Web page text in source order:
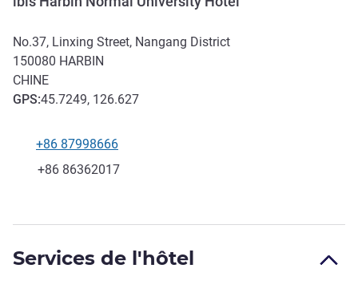
No.37, Linxing Street, Nangang District
150080 HARBIN
CHINE
GPS:45.7249, 126.627
Téléphone
+86 87998666
Fax
+86 86362017
Services de l'hôtel